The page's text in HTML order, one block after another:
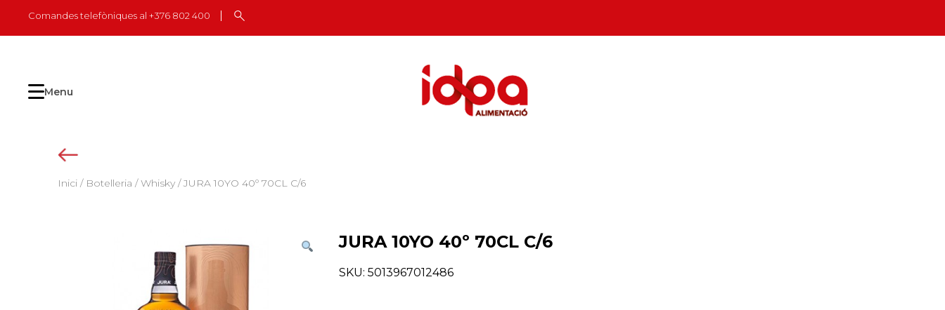
content
Comandes telefòniques al +376 802 400
Menu
Inici / Botelleria /Whisky / JURA 10YO 40º 70CL C/6
JURA 10YO 40º 70CL C/6
SKU: 5013967012486